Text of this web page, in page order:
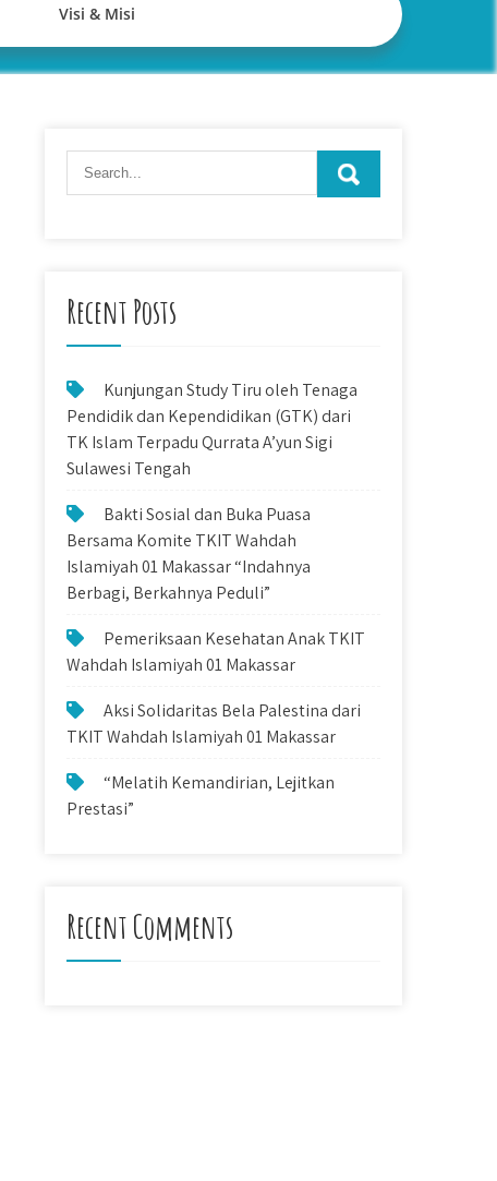
Visi & Misi
Recent Posts
Kunjungan Study Tiru oleh Tenaga
Pendidik dan Kependidikan (GTK) dari
TK Islam Terpadu Qurrata A’yun Sigi
Sulawesi Tengah
Bakti Sosial dan Buka Puasa
Bersama Komite TKIT Wahdah
Islamiyah 01 Makassar “Indahnya
Berbagi, Berkahnya Peduli”
Pemeriksaan Kesehatan Anak TKIT
Wahdah Islamiyah 01 Makassar
Aksi Solidaritas Bela Palestina dari
TKIT Wahdah Islamiyah 01 Makassar
“Melatih Kemandirian, Lejitkan
Prestasi”
Recent Comments